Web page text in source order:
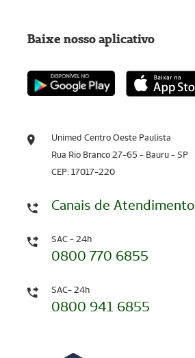
Unimed Centro Oeste Paulista
Rua Rio Branco 27-65 - Bauru - SP
CEP: 17017-220
Canais de Atendimento
SAC - 24h
0800 770 6855
SAC- 24h
0800 941 6855
Baixe nosso aplicativo